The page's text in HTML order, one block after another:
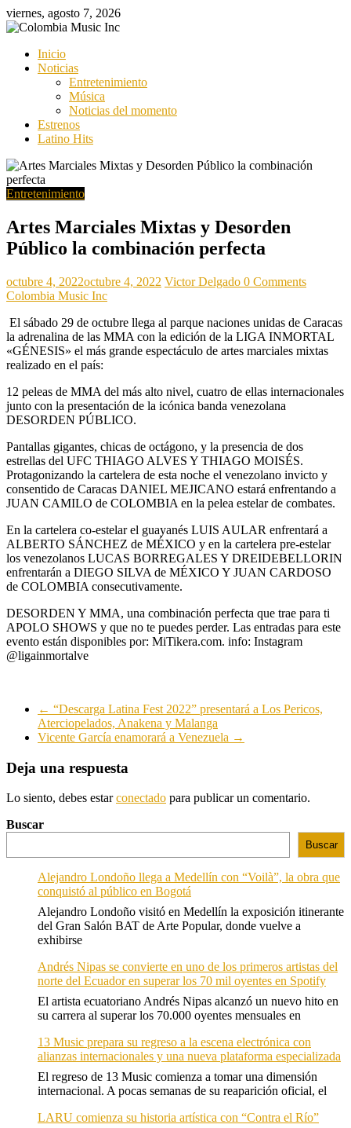
Saltar
al
viernes, agosto 7, 2026
Music
Music
Inicio
Noticias
Entretenimiento
Música
Noticias del momento
Estrenos
Latino Hits
Entretenimiento
Artes Marciales Mixtas y Desorden
Público la combinación perfecta
octubre 4, 2022octubre 4, 2022 Victor Delgado 0 Comments
Colombia Music Inc
El sábado 29 de octubre llega al parque naciones unidas de Caracas
la adrenalina de las MMA con la edición de la LIGA INMORTAL
«GÉNESIS» el más grande espectáculo de artes marciales mixtas
realizado en el país:
12 peleas de MMA del más alto nivel, cuatro de ellas internacionales
junto con la presentación de la icónica banda venezolana
DESORDEN PÚBLICO.
Pantallas gigantes, chicas de octágono, y la presencia de dos
estrellas del UFC THIAGO ALVES Y THIAGO MOISÉS.
Protagonizando la cartelera de esta noche el venezolano invicto y
consentido de Caracas DANIEL MEJICANO estará enfrentando a
JUAN CAMILO de COLOMBIA en la pelea estelar de combates.
En la cartelera co-estelar el guayanés LUIS AULAR enfrentará a
ALBERTO SÁNCHEZ de MÉXICO y en la cartelera pre-estelar
los venezolanos LUCAS BORREGALES Y DREIDEBELLORIN
enfrentarán a DIEGO SILVA de MÉXICO Y JUAN CARDOSO
de COLOMBIA consecutivamente.
DESORDEN Y MMA, una combinación perfecta que trae para ti
APOLO SHOWS y que no te puedes perder. Las entradas para este
evento están disponibles por: MiTikera.com. info: Instagram
@ligainmortalve
← “Descarga Latina Fest 2022” presentará a Los Pericos,
Aterciopelados, Anakena y Malanga
Vicente García enamorará a Venezuela →
Deja una respuesta
Lo siento, debes estarconectado para publicar un comentario.
Buscar
Buscar
Alejandro Londoño llega a Medellín con “Voilà”, la obra que
conquistó al público en Bogotá
Alejandro Londoño visitó en Medellín la exposición itinerante
del Gran Salón BAT de Arte Popular, donde vuelve a
exhibirse
Andrés Nipas se convierte en uno de los primeros artistas del
norte del Ecuador en superar los 70 mil oyentes en Spotify
El artista ecuatoriano Andrés Nipas alcanzó un nuevo hito en
su carrera al superar los 70.000 oyentes mensuales en
13 Music prepara su regreso a la escena electrónica con
alianzas internacionales y una nueva plataforma especializada
El regreso de 13 Music comienza a tomar una dimensión
internacional. A pocas semanas de su reaparición oficial, el
LARU comienza su historia artística con “Contra el Río”